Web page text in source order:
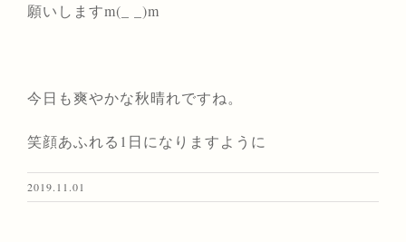
願いしますm(_ _)m
今日も爽やかな秋晴れですね。
笑顔あふれる1日になりますように
2019.11.01